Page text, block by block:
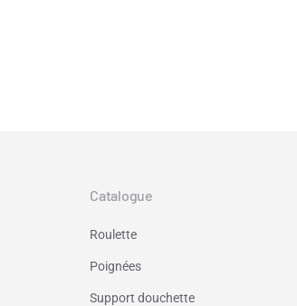
Catalogue
Roulette
Poignées
Support douchette